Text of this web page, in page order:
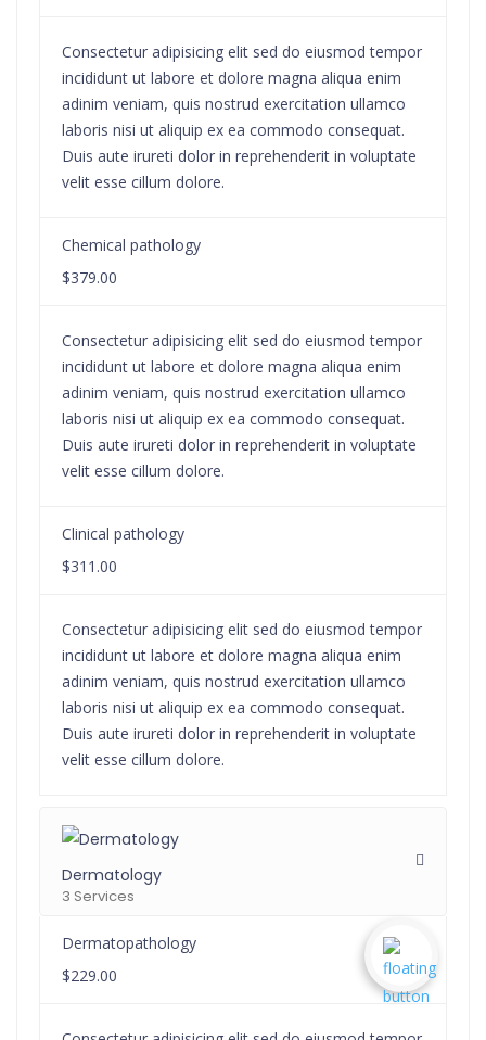
Consectetur adipisicing elit sed do eiusmod tempor
incididunt ut labore et dolore magna aliqua enim
adinim veniam, quis nostrud exercitation ullamco
laboris nisi ut aliquip ex ea commodo consequat.
Duis aute irureti dolor in reprehenderit in voluptate
velit esse cillum dolore.
Chemical pathology
$379.00
Consectetur adipisicing elit sed do eiusmod tempor
incididunt ut labore et dolore magna aliqua enim
adinim veniam, quis nostrud exercitation ullamco
laboris nisi ut aliquip ex ea commodo consequat.
Duis aute irureti dolor in reprehenderit in voluptate
velit esse cillum dolore.
Clinical pathology
$311.00
Consectetur adipisicing elit sed do eiusmod tempor
incididunt ut labore et dolore magna aliqua enim
adinim veniam, quis nostrud exercitation ullamco
laboris nisi ut aliquip ex ea commodo consequat.
Duis aute irureti dolor in reprehenderit in voluptate
velit esse cillum dolore.
Dermatology
3 Services
Dermatopathology
$229.00